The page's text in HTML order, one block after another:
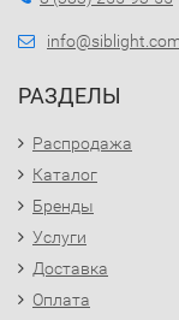
РАЗДЕЛЫ
Распродажа
Каталог
Бренды
Услуги
Доставка
Оплата